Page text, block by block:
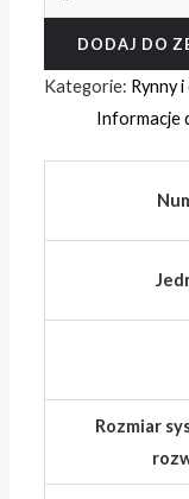
Narożnik,
zew.,
prePATINA
blaugrau
(105)
DODAJ DO
Kategorie: Rynny
Informacje
Rozmiar